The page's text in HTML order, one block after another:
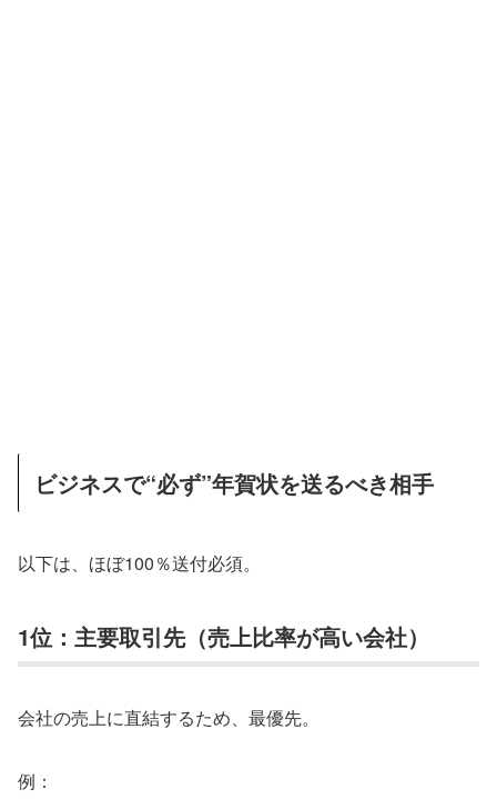
ビジネスで“必ず”年賀状を送るべき相手
以下は、ほぼ100％送付必須。
1位：主要取引先（売上比率が高い会社）
会社の売上に直結するため、最優先。
例：